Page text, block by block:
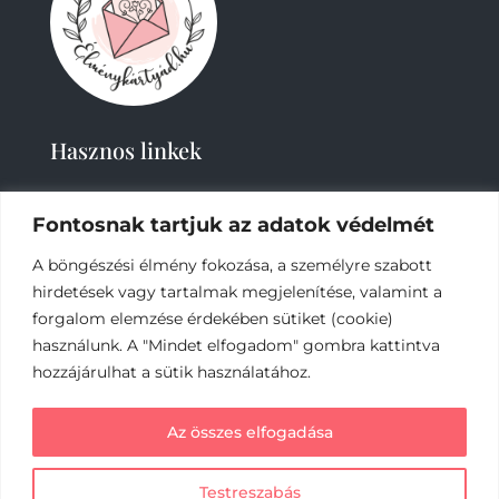
Fontosnak tartjuk az adatok védelmét
A böngészési élmény fokozása, a személyre szabott
hirdetések vagy tartalmak megjelenítése, valamint a
forgalom elemzése érdekében sütiket (cookie)
használunk. A "Mindet elfogadom" gombra kattintva
hozzájárulhat a sütik használatához.
Testreszabás
Az összes elfogadása
Hasznos linkek
2019-2023 – Élménykártyád-Nagy Tímea © Minden
jog fenntartva.
Az online fizetést a Barion Payment Zrt. biztosítja,
MNB engedély száma: H-EN-I-1064/2013